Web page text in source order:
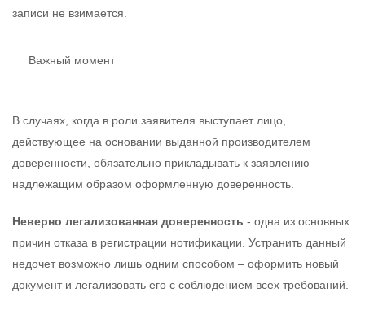
записи не взимается.
Важный момент
В случаях, когда в роли заявителя выступает лицо,
действующее на основании выданной производителем
доверенности, обязательно прикладывать к заявлению
надлежащим образом оформленную доверенность.
Неверно легализованная доверенность - одна из основных
причин отказа в регистрации нотификации. Устранить данный
недочет возможно лишь одним способом – оформить новый
документ и легализовать его с соблюдением всех требований.